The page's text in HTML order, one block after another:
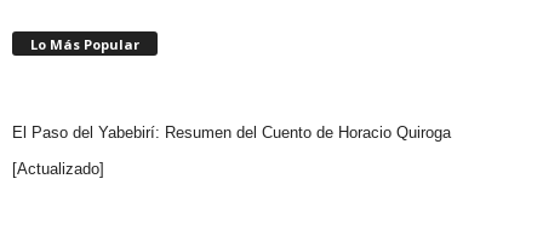
Lo Más Popular
El Paso del Yabebirí: Resumen del Cuento de Horacio Quiroga
[Actualizado]